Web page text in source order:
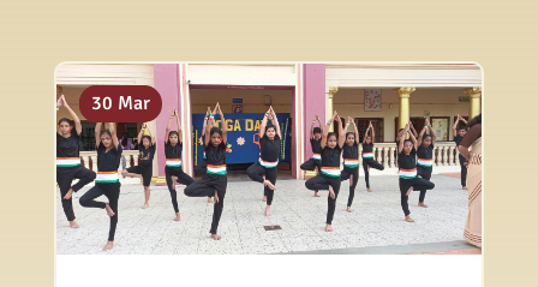
02 Juil
01 Avr
30 Mar